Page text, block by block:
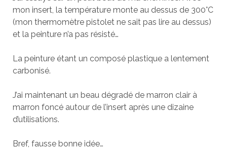
mon insert, la température monte au dessus de 300°C
(mon thermomètre pistolet ne sait pas lire au dessus)
et la peinture n’a pas résisté…
La peinture étant un composé plastique a lentement
carbonisé.
J’ai maintenant un beau dégradé de marron clair à
marron foncé autour de l’insert après une dizaine
d’utilisations.
Bref, fausse bonne idée…